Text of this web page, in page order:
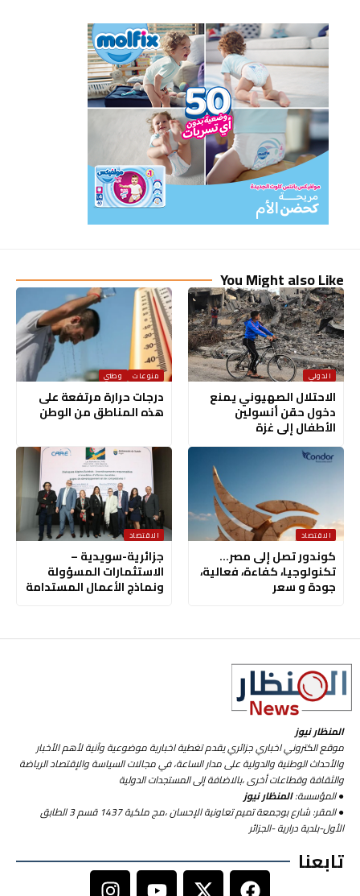
You Might also Like
الدولي
الاحتلال الصهيوني يمنع
دخول حقن أنسولين
الأطفال إلى غزة
منوعات وطني
درجات حرارة مرتفعة على
هذه المناطق من الوطن
الاقتصاد
كوندور تصل إلى مصر…
تكنولوجيا، كفاءة، فعالية،
جودة و سعر
الاقتصاد
جزائرية-سويدية –
الاستثمارات المسؤولة
ونماذج الأعمال المستدامة
المنظار نيوز
موقع الكتروني اخباري جزائري يقدم تغطية اخبارية موضوعية وآنية لأهم الأخبار
والأحداث الوطنية والدولية على مدار الساعة، في مجالات السياسة والإقتصاد الرياضة
والثقافة وقطاعات أخرى ،بالاضافة إلى المستجدات الدولية
● المؤسسة:المنظار نيوز
● المقر: شارع بوجمعة تميم تعاونية الإحسان ،مج ملكية 1437 قسم 3 الطابق
الأول-بلدية درارية -الجزائر
تابعنا